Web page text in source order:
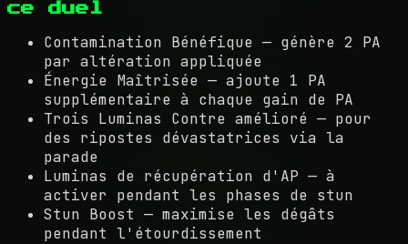
ce duel
Contamination Bénéfique — génère 2 PA
par altération appliquée
Énergie Maîtrisée — ajoute 1 PA
supplémentaire à chaque gain de PA
Trois Luminas Contre amélioré — pour
des ripostes dévastatrices via la
parade
Luminas de récupération d'AP — à
activer pendant les phases de stun
Stun Boost — maximise les dégâts
pendant l'étourdissement